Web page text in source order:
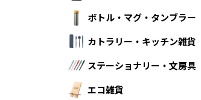
折りたたみエコバッグ
不織布バッグ
保冷・保温バッグ
ポーチ・巾着
Tシャツ
タオル
ボトル・マグ・タンブラー
ボトル
マグカップ
タンブラー
カトラリー・キッチン雑貨
スプーン・フォーク・お箸
ストロー
ステーショナリー・文房具
ペン
エコ雑貨